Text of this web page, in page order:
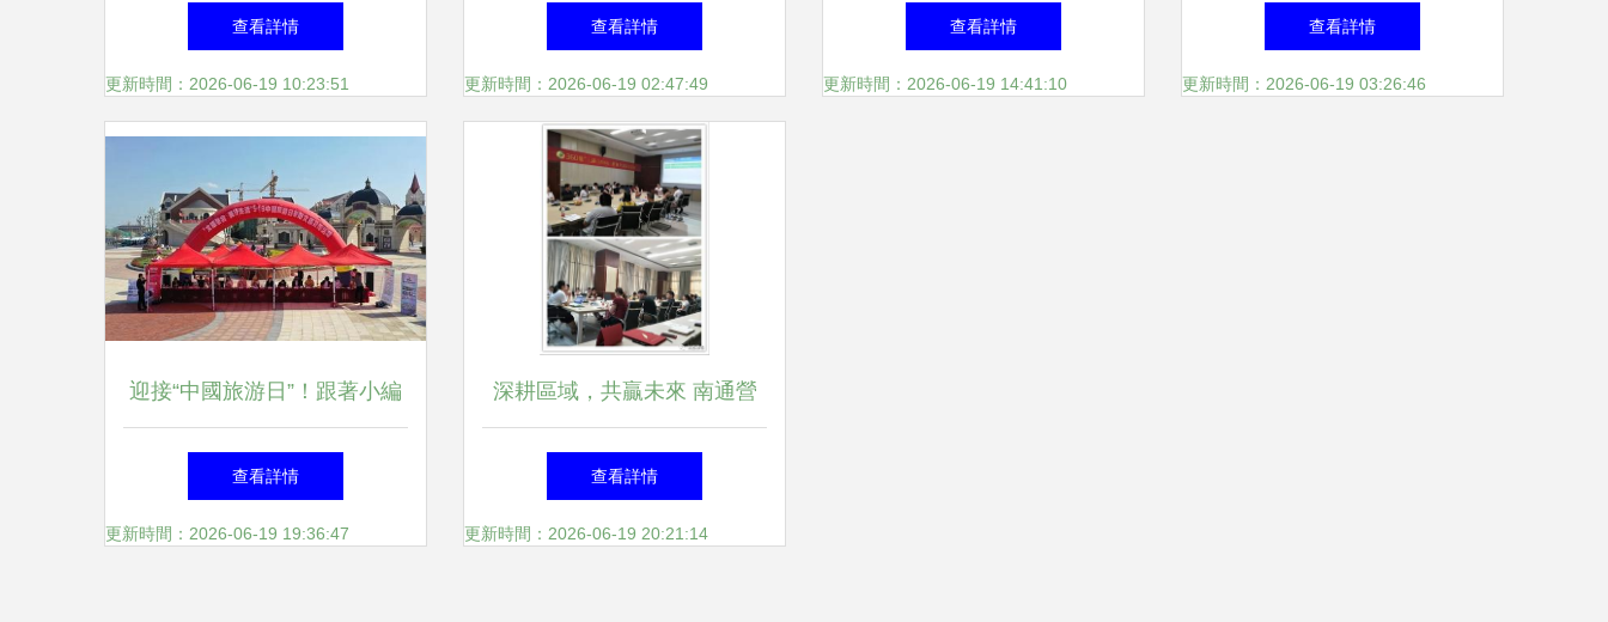
25%，積厚成勢動能足
查看詳情
更新時間：2026-06-19 10:23:51
專有"芯片"，鹽城全線推廣服
務體系成形
查看詳情
更新時間：2026-06-19 02:47:49
民共奏城市生長旋律
查看詳情
更新時間：2026-06-19 14:41:10
物流創業新機遇——鹽城推廣
服務深度解析
查看詳情
更新時間：2026-06-19 03:26:46
迎接“中國旅游日”！跟著小編
一起打卡美好射陽！
查看詳情
更新時間：2026-06-19 19:36:47
深耕區域，共贏未來 南通營
銷服務中心鹽城推廣服務策略
解析
查看詳情
更新時間：2026-06-19 20:21:14